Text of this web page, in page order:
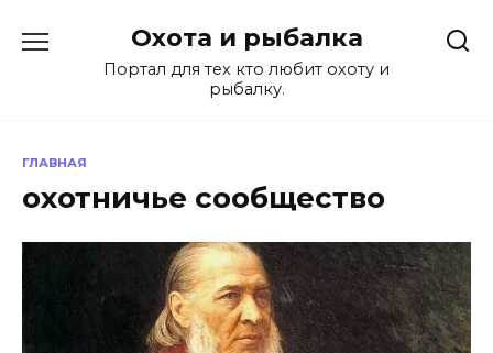
содержанию
Охота и рыбалка
Портал для тех кто любит охоту и
рыбалку.
ГЛАВНАЯ
охотничье сообщество